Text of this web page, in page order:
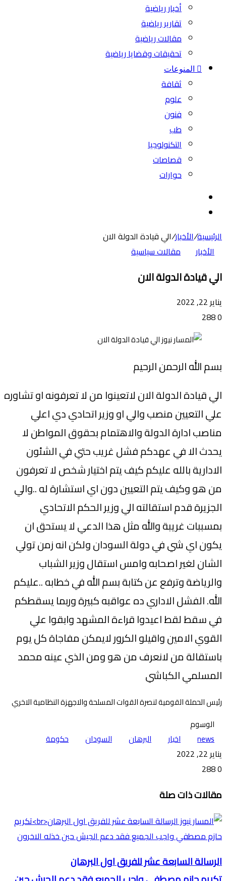
أخبار رياضية
تقارير رياضية
مقالات رياضية
تحقيقات وقضايا رياضية
المنوعات
ثقافة
علوم
فنون
طب
التكنولوجيا
قصاصات
حوارات
الرئيسية/الأخبار/الي قيادة الدولة الان
الأخبار
مقالات سياسية
الي قيادة الدولة الان
يناير 22, 2022
0
بسم الله الرحمن الرحيم
الي قيادة الدولة الان لاتعينوا من لا تعرفونه او تشاوره
علي التعيين منصب والي او وزير اتحادي دي اعلي
مناصب ادارة الدولة والاهتمام بحقوق المواطن لا
يحدث الا في عهدكم فشل غريب حتي في الشئون
الادارية بالله عليكم كيف يتم اختيار شخص لا تعرفون
من هو وكيف يتم التعيين دون اي استشارة له ..والي
الجزيرة قدم استقالته الي وزير الحكم الاتحادي
بمسببات غريبة والله مثل هذا الدعي لا يستحق ان
يكون اي شي في دولة السودان ولكن انه زمن تولي
الشان لغير اصحابه وامس استقال وزير الشباب
والرياضة وترفع عن كتابة بسم الله في خطابه ..عليكم
الله. الفشل الاداري ده عواقبه كبيرة وربما يسقطكم
في سقط لقط اعيدوا قراءة المشهد وابقوا علي
القوي الامين واقيلو الكرور لايمكن مفاجاة كل يوم
باستقالة من لانعرف من هو ومن الذي عينه محمد
المسلمي الكباشي
رئيس الحملة القومية لنصرة القوات المسلحة والاجهزة النظامية الاخري
الوسوم
news
اخبار البرهان السودان حكومة
يناير 22, 2022
0
عبر
البريد
مقالات ذات صلة
الرسالة السابعة عشر للفريق اول البرهان